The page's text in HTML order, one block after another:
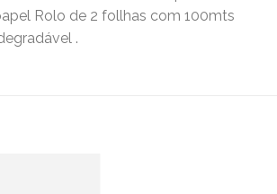
Rolo de 2 follhas com 100mts
.